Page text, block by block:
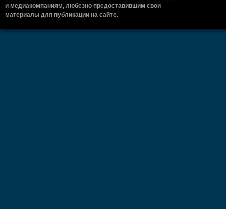
и медиакомпаниям, любезно предоставившим свои
материалы для публикации на сайте.